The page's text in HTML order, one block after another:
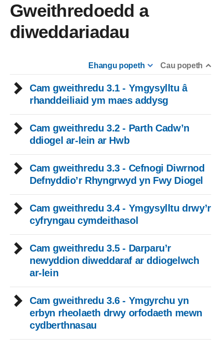
Gweithredoedd a
diweddariadau
Ehangu popeth Cau popeth
Cam gweithredu 3.1 - Ymgysylltu â
rhanddeiliaid ym maes addysg
Cam gweithredu 3.2 - Parth Cadw’n
ddiogel ar-lein ar Hwb
Cam gweithredu 3.3 - Cefnogi Diwrnod
Defnyddio’r Rhyngrwyd yn Fwy Diogel
Cam gweithredu 3.4 - Ymgysylltu drwy’r
cyfryngau cymdeithasol
Cam gweithredu 3.5 - Darparu’r
newyddion diweddaraf ar ddiogelwch
ar-lein
Cam gweithredu 3.6 - Ymgyrchu yn
erbyn rheolaeth drwy orfodaeth mewn
cydberthnasau